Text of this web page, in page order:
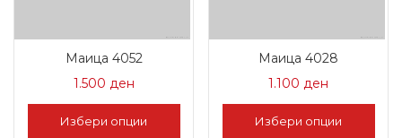
Маица 4052
1.500 ден
Избери опции
Маица 4028
1.100 ден
Избери опции